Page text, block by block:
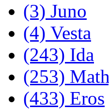
(3) Juno
(4) Vesta
(243) Ida
(253)
(433) Eros